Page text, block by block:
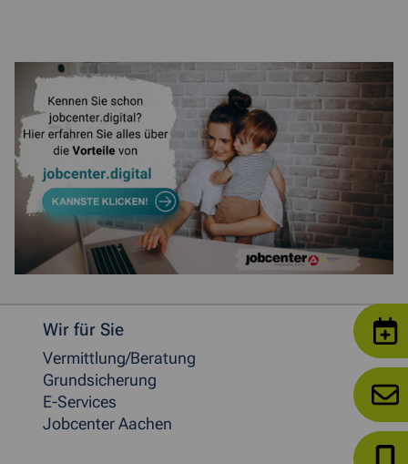
Weitere allgemeine Informationen
Wir für Sie
Vermittlung/Beratung
Grundsicherung
E-Services
Jobcenter Aachen